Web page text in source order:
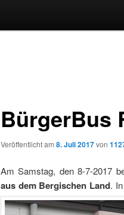
BürgerBus
Veröffentlicht am 8. Juli 2017von
Am Samstag, den 8-7-2017
aus dem Bergischen Land.